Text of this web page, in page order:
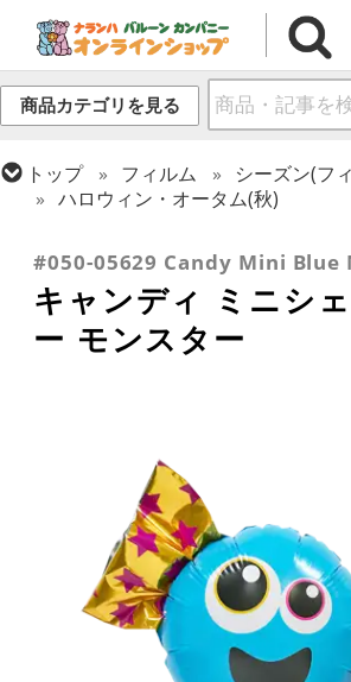
商品カテゴリを見る
トップ フィルム
シーズン(フ
ハロウィン・オータム(秋)
#050-05629 Candy Mini Blue
キャンディ ミニシ
ー モンスター